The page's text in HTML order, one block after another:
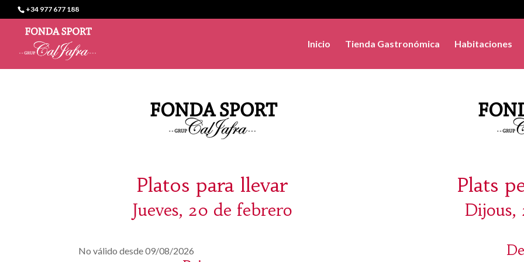
+34 977 677 188
Inicio Tienda Gastronómica Habitaciones
Platos para llevar
Jueves, 20 de febrero
No válido desde 09/08/2026
Plats
Dijous,